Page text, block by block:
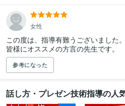
女性
この度は、指導有難うございました。
皆様にオススメの方言の先生です。
参考になった
話し方・プレゼン技術指導の人